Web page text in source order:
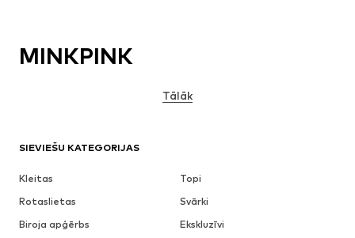
SIEVIEŠU KATEGORIJAS
Kleitas
Topi
Rotaslietas
Svārki
Biroja apģērbs
Ekskluzīvi
MINKPINK
Tālāk